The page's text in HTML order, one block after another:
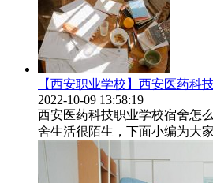
【西安职业学校】西安医药科
2022-10-09 13:58:19
西安医药科技职业学校宿舍怎
舍生活很陌生，下面小编为大